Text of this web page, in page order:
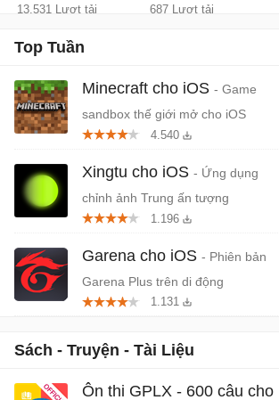
13.531 Lượt tải 687 Lượt tải
Top Tuần
Minecraft cho iOS - Game
sandbox thế giới mở cho iOS
4.540
Xingtu cho iOS - Ứng dụng
chỉnh ảnh Trung ấn tượng
1.196
Garena cho iOS - Phiên bản
Garena Plus trên di động
1.131
Sách - Truyện - Tài Liệu
Ôn thi GPLX - 600 câu cho